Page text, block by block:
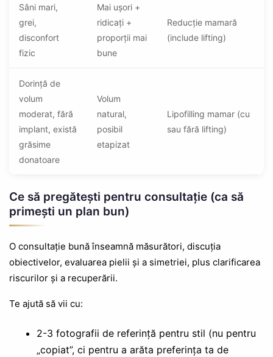
Sâni mari,
grei,
disconfort
fizic
Mai ușori +
ridicați +
proporții mai
bune
Reducție mamară
(include lifting)
Dorință de
volum
moderat, fără
implant, există
grăsime
donatoare
Volum
natural,
posibil
etapizat
Lipofilling mamar (cu
sau fără lifting)
Ce să pregătești pentru consultație (ca să
primești un plan bun)
O consultație bună înseamnă măsurători, discuția
obiectivelor, evaluarea pielii și a simetriei, plus clarificarea
riscurilor și a recuperării.
Te ajută să vii cu:
2-3 fotografii de referință pentru stil (nu pentru
„copiat”, ci pentru a arăta preferința ta de